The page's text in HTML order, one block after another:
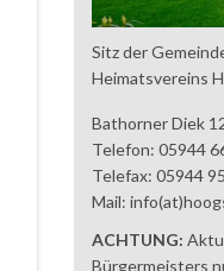
Sitz der
Heimatsvereins
Bathorner Diek
Telefon: 05944
Telefax: 05944
Mail:
ACHTUNG:
Bürgermeisters